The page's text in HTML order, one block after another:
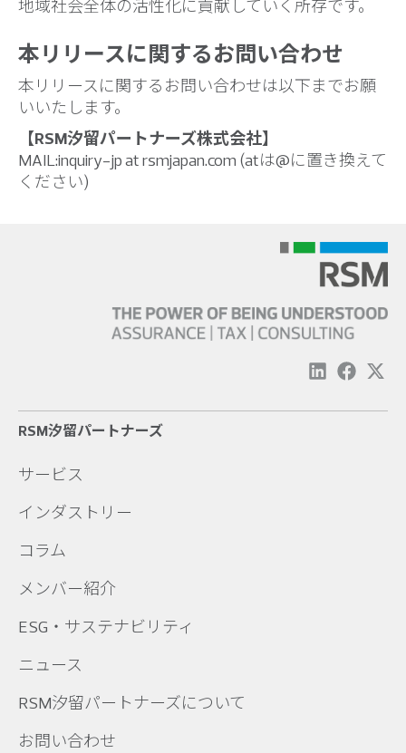
地域社会全体の活性化に貢献していく所存です。
本リリースに関するお問い合わせ
本リリースに関するお問い合わせは以下までお願
いいたします。
【RSM汐留パートナーズ株式会社】
MAIL:inquiry-jp at rsmjapan.com (atは@に置き換えて
ください)
RSM汐留パートナーズ
サービス
インダストリー
コラム
メンバー紹介
ESG・サステナビリティ
ニュース
RSM汐留パートナーズについて
お問い合わせ